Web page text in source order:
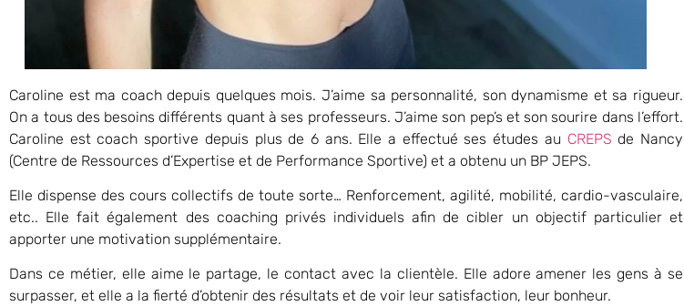
Caroline est ma coach depuis quelques mois. J’aime sa personnalité, son dynamisme et sa rigueur.
On a tous des besoins différents quant à ses professeurs. J’aime son pep’s et son sourire dans l’effort.
Caroline est coach sportive depuis plus de 6 ans. Elle a effectué ses études au CREPS de Nancy
(Centre de Ressources d’Expertise et de Performance Sportive) et a obtenu un BP JEPS.
Elle dispense des cours collectifs de toute sorte… Renforcement, agilité, mobilité, cardio-vasculaire,
etc.. Elle fait également des coaching privés individuels afin de cibler un objectif particulier et
apporter une motivation supplémentaire.
Dans ce métier, elle aime le partage, le contact avec la clientèle. Elle adore amener les gens à se
surpasser, et elle a la fierté d’obtenir des résultats et de voir leur satisfaction, leur bonheur.